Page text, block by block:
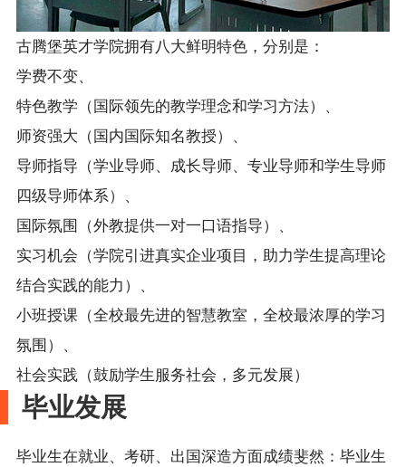
古腾堡英才学院拥有八大鲜明特色，分别是：
学费不变、
特色教学（国际领先的教学理念和学习方法）、
师资强大（国内国际知名教授）、
导师指导（学业导师、成长导师、专业导师和学生导师
四级导师体系）、
国际氛围（外教提供一对一口语指导）、
实习机会（学院引进真实企业项目，助力学生提高理论
结合实践的能力）、
小班授课（全校最先进的智慧教室，全校最浓厚的学习
氛围）、
社会实践（鼓励学生服务社会，多元发展）
毕业发展
毕业生在就业、考研、出国深造方面成绩斐然：毕业生